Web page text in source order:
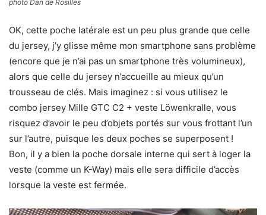
photo Dan de Rosilles
OK, cette poche latérale est un peu plus grande que celle
du jersey, j’y glisse même mon smartphone sans problème
(encore que je n’ai pas un smartphone très volumineux),
alors que celle du jersey n’accueille au mieux qu’un
trousseau de clés. Mais imaginez : si vous utilisez le
combo jersey Mille GTC C2 + veste Löwenkralle, vous
risquez d’avoir le peu d’objets portés sur vous frottant l’un
sur l’autre, puisque les deux poches se superposent !
Bon, il y a bien la poche dorsale interne qui sert à loger la
veste (comme un K-Way) mais elle sera difficile d’accès
lorsque la veste est fermée.